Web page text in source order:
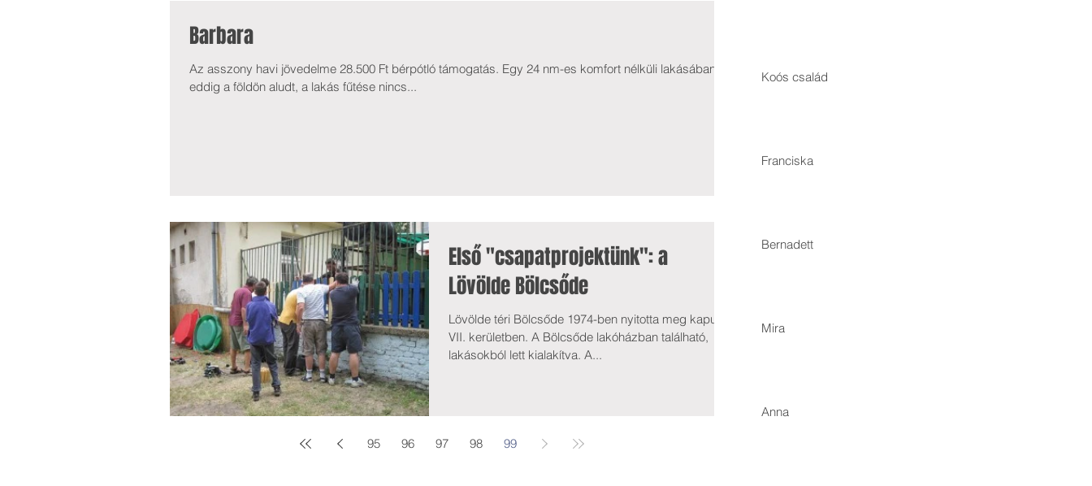
Barbara
Az asszony havi jövedelme 28.500 Ft bérpótló támogatás. Egy 24 nm-es komfort nélküli lakásában
eddig a földön aludt, a lakás fűtése nincs...
Első "csapatprojektünk": a
Lövölde Bölcsőde
Lövölde téri Bölcsőde 1974-ben nyitotta meg kapuit a
VII. kerületben. A Bölcsőde lakóházban található,
lakásokból lett kialakítva. A...
95 96 97 98 99
Koós család
Franciska
Bernadett
Mira
Anna